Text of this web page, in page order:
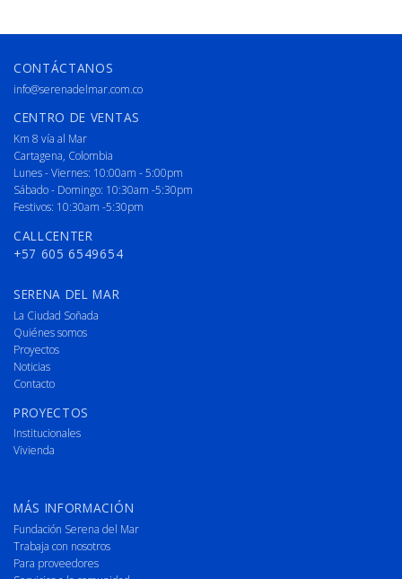
CONTÁCTANOS
info@serenadelmar.com.co
CENTRO DE VENTAS
Km 8 vía al Mar
Cartagena, Colombia
Lunes - Viernes: 10:00am - 5:00pm
Sábado - Domingo: 10:30am -5:30pm
Festivos: 10:30am -5:30pm
CALLCENTER
+57 605 6549654
SERENA DEL MAR
La Ciudad Soñada
Quiénes somos
Proyectos
Noticias
Contacto
PROYECTOS
Institucionales
Vivienda
MÁS INFORMACIÓN
Fundación Serena del Mar
Trabaja con nosotros
Para proveedores